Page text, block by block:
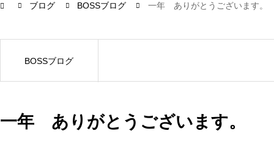
ブログ BOSSブログ 一年 ありがとうございます。
BOSSブログ
一年 ありがとうございます。